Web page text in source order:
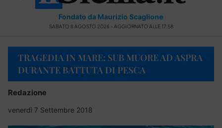
Fondato da Maurizio Scaglione
SABATO 8 AGOSTO 2026 - AGGIORNATO ALLE 17:58
TRAGEDIA IN MARE: SUB MUORE AD ASPRA
DURANTE BATTUTA DI PESCA
Redazione
venerdì 7 Settembre 2018